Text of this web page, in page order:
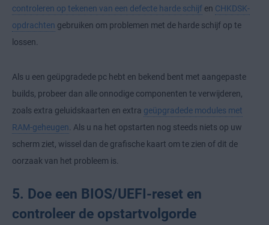
controleren op tekenen van een defecte harde schijf en CHKDSK-
opdrachten gebruiken om problemen met de harde schijf op te
lossen.
Als u een geüpgradede pc hebt en bekend bent met aangepaste
builds, probeer dan alle onnodige componenten te verwijderen,
zoals extra geluidskaarten en extra geüpgradede modules met
RAM-geheugen. Als u na het opstarten nog steeds niets op uw
scherm ziet, wissel dan de grafische kaart om te zien of dit de
oorzaak van het probleem is.
5. Doe een BIOS/UEFI-reset en
controleer de opstartvolgorde